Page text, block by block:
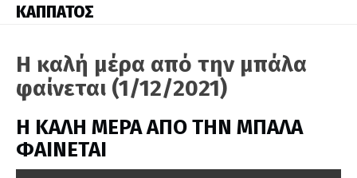
ΚΑΠΠΑΤΟΣ
Η καλή μέρα από την μπάλα
φαίνεται (1/12/2021)
H ΚΑΛΗ ΜΕΡΑ ΑΠΟ ΤΗΝ ΜΠΑΛΑ
ΦΑΙΝΕΤΑΙ